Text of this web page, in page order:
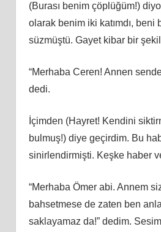
(Burası benim çöplüğüm!)
olarak benim iki katımdı, beni
süzmüştü. Gayet kibar bir
“Merhaba Ceren! Annen
dedi.
İçimden (Hayret! Kendini
bulmuş!) diye geçirdim. Bu
sinirlendirmişti. Keşke haber
“Merhaba Ömer abi. Annem
bahsetmese de zaten ben
saklayamaz da!” dedim.